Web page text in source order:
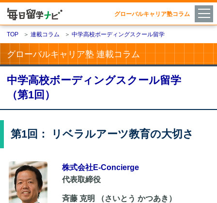
グローバルキャリア塾コラム
TOP ＞ 連載コラム ＞ 中学高校ボーディングスクール留学
グローバルキャリア塾 連載コラム
中学高校ボーディングスクール留学
（第1回）
第1回： リベラルアーツ教育の大切さ
株式会社E-Concierge
代表取締役
斉藤 克明 （さいとう かつあき）